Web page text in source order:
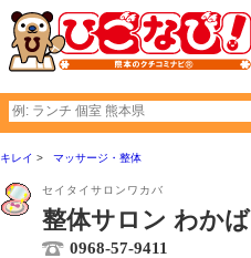
キレイ マッサージ・整体
セイタイサロンワカバ
整体サロン わかば
0968-57-9411